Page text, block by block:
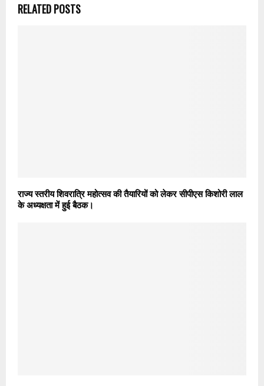
RELATED POSTS
राज्य स्तरीय शिवरात्रि महोत्सव की तैयारियों को लेकर सीपीएस किशोरी लाल
के अध्यक्षता में हुई बैठक।